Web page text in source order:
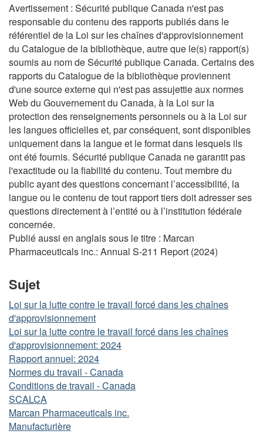
Avertissement : Sécurité publique Canada n'est pas
responsable du contenu des rapports publiés dans le
référentiel de la Loi sur les chaînes d'approvisionnement
du Catalogue de la bibliothèque, autre que le(s) rapport(s)
soumis au nom de Sécurité publique Canada. Certains des
rapports du Catalogue de la bibliothèque proviennent
d'une source externe qui n'est pas assujettie aux normes
Web du Gouvernement du Canada, à la Loi sur la
protection des renseignements personnels ou à la Loi sur
les langues officielles et, par conséquent, sont disponibles
uniquement dans la langue et le format dans lesquels ils
ont été fournis. Sécurité publique Canada ne garantit pas
l'exactitude ou la fiabilité du contenu. Tout membre du
public ayant des questions concernant l’accessibilité, la
langue ou le contenu de tout rapport tiers doit adresser ses
questions directement à l’entité ou à l’institution fédérale
concernée.
Publié aussi en anglais sous le titre : Marcan
Pharmaceuticals inc.: Annual S-211 Report (2024)
Sujet
Loi sur la lutte contre le travail forcé dans les chaînes
d'approvisionnement
Loi sur la lutte contre le travail forcé dans les chaînes
d'approvisionnement: 2024
Rapport annuel: 2024
Normes du travail - Canada
Conditions de travail - Canada
SCALCA
Marcan Pharmaceuticals inc.
Manufacturière